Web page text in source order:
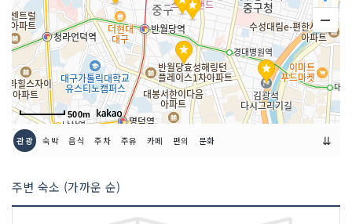
매장안내 환급서비스 제공방식 : 사후
500m
관광 숙박 음식 주차 주유 카페 편의 문화 ⇊
주변 숙소 (가까운 순)